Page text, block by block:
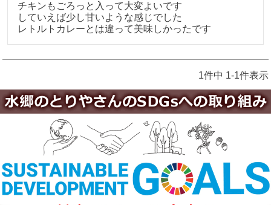
チキンもごろっと入って大変よいです
していえば少し甘いような感じでした
レトルトカレーとは違って美味しかったです
1件中 1-1件表示